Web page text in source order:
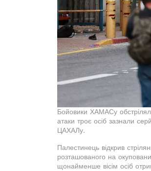
Бойовики ХАМАСу
атаки троє осіб зазнали
ЦАХАЛу.
Палестинець відкрив
розташованого на
щонайменше вісім осіб